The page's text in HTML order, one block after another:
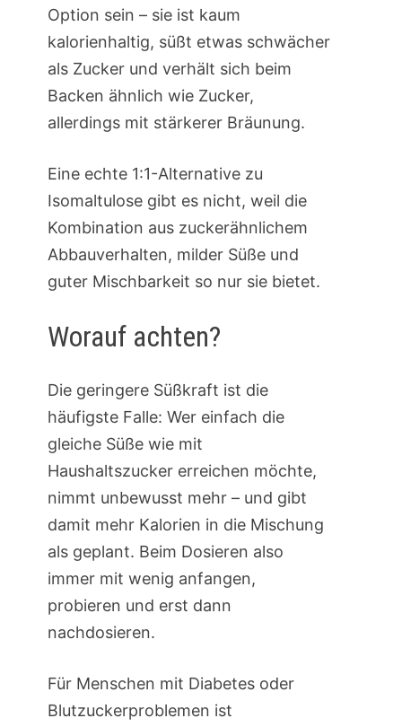
Option sein – sie ist kaum
kalorienhaltig, süßt etwas schwächer
als Zucker und verhält sich beim
Backen ähnlich wie Zucker,
allerdings mit stärkerer Bräunung.
Eine echte 1:1-Alternative zu
Isomaltulose gibt es nicht, weil die
Kombination aus zuckerähnlichem
Abbauverhalten, milder Süße und
guter Mischbarkeit so nur sie bietet.
Worauf achten?
Die geringere Süßkraft ist die
häufigste Falle: Wer einfach die
gleiche Süße wie mit
Haushaltszucker erreichen möchte,
nimmt unbewusst mehr – und gibt
damit mehr Kalorien in die Mischung
als geplant. Beim Dosieren also
immer mit wenig anfangen,
probieren und erst dann
nachdosieren.
Für Menschen mit Diabetes oder
Blutzuckerproblemen ist